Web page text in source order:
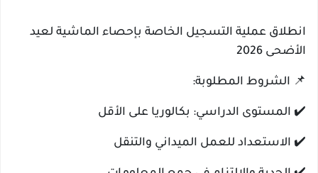
انطلاق عملية التسجيل الخاصة بإحصاء الماشية لعيد
الأضحى 2026
📌 الشروط المطلوبة:
✔️ المستوى الدراسي: بكالوريا على الأقل
✔️ الاستعداد للعمل الميداني والتنقل